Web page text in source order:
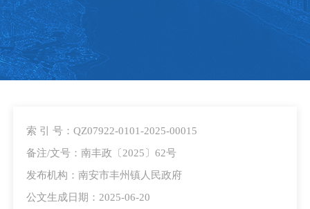
索 引 号：QZ07922-0101-2025-00015
备注/文号：南丰政〔2025〕62号
发布机构：南安市丰州镇人民政府
公文生成日期：2025-06-20